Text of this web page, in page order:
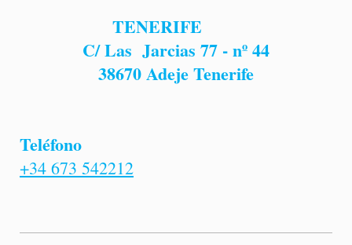
TENERIFE
C/ Las Jarcias 77 - nº 44
38670 Adeje Tenerife
Teléfono
+34 673 542212